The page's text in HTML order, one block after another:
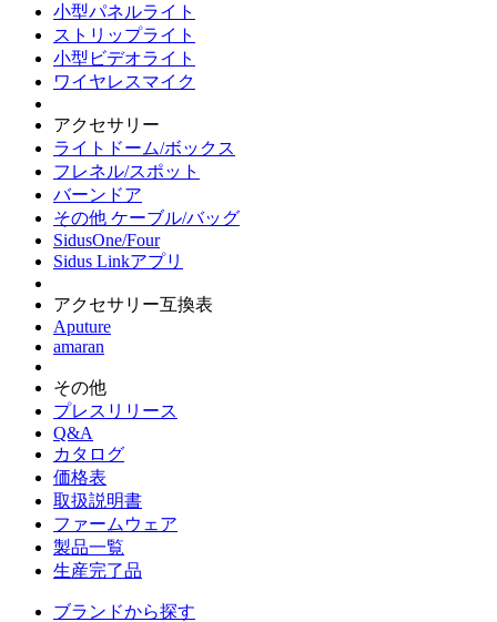
小型パネルライト
ストリップライト
小型ビデオライト
ワイヤレスマイク
アクセサリー
ライトドーム/ボックス
フレネル/スポット
バーンドア
その他 ケーブル/バッグ
SidusOne/Four
Sidus Linkアプリ
アクセサリー互換表
Aputure
amaran
その他
プレスリリース
Q&A
カタログ
価格表
取扱説明書
ファームウェア
製品一覧
生産完了品
ブランドから探す